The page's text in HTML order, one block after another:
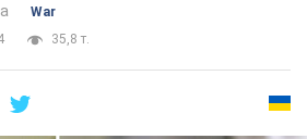
War
35,8 т.